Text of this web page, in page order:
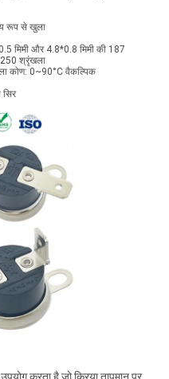
रूप से खुला
मिमी और 4.8*0.8 मिमी की 187
250 श्रृंखला
कोण: 0~90°C वैकल्पिक
सिर